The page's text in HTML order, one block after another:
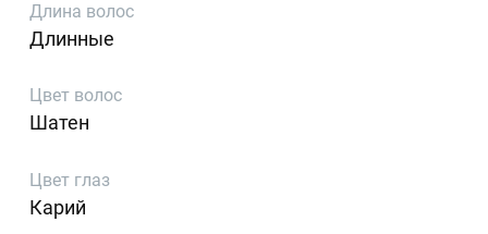
Длина волос
Длинные
Цвет волос
Шатен
Цвет глаз
Карий